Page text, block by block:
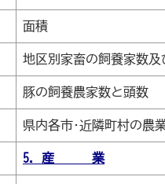
面積
地区別家畜の飼養家数及
豚の飼養農家数と頭数
県内各市･近隣町村の農
5．産 業